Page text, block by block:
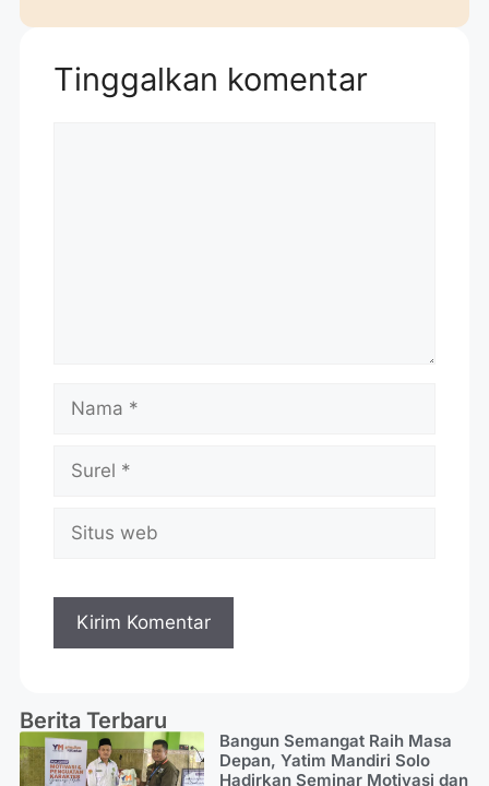
Tinggalkan komentar
Berita Terbaru
Bangun Semangat Raih Masa
Depan, Yatim Mandiri Solo
Hadirkan Seminar Motivasi dan